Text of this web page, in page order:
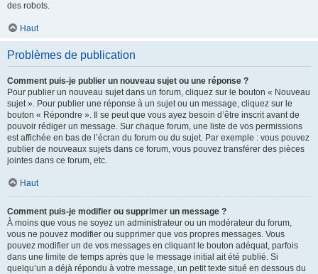
des robots.
Haut
Problèmes de publication
Comment puis-je publier un nouveau sujet ou une réponse ?
Pour publier un nouveau sujet dans un forum, cliquez sur le bouton « Nouveau
sujet ». Pour publier une réponse à un sujet ou un message, cliquez sur le
bouton « Répondre ». Il se peut que vous ayez besoin d’être inscrit avant de
pouvoir rédiger un message. Sur chaque forum, une liste de vos permissions
est affichée en bas de l’écran du forum ou du sujet. Par exemple : vous pouvez
publier de nouveaux sujets dans ce forum, vous pouvez transférer des pièces
jointes dans ce forum, etc.
Haut
Comment puis-je modifier ou supprimer un message ?
À moins que vous ne soyez un administrateur ou un modérateur du forum,
vous ne pouvez modifier ou supprimer que vos propres messages. Vous
pouvez modifier un de vos messages en cliquant le bouton adéquat, parfois
dans une limite de temps après que le message initial ait été publié. Si
quelqu’un a déjà répondu à votre message, un petit texte situé en dessous du